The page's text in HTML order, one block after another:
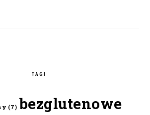
TAGI
(7) bezglutenowe